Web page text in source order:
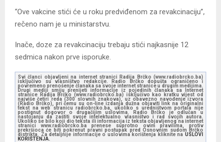
“Ove vakcine stići će u roku predviđenom za revakcinaciju”,
rečeno nam je u ministarstvu.
Inače, doze za revakcinaciju trebaju stići najkasnije 12
sedmica nakon prve isporuke.
Svi članci objavljeni na internet stranici Radija Brčko (www.radiobrcko.ba)
isključivo su vlasništvo redakcije. Radio Brčko dopušta ograničeno i
povremeno prenošenje članaka sa svoje internet stranice u drugim medijima.
Drugi mediji smiju prenijeti informacije iz pojedinih članaka sa Internet
stranice Radija Brčko (www.radiobrcko.ba) isključivo kao kratku vijest od
najviše četiri reda (300 slovnih znakova), uz obavezno navođenje izvora
(Radio Brčko), pri čemu su on-line izdanja dužna objaviti link na originalni
tekst na web stranicu radiobrcko.ba, ukoliko s uredništvom portala nije
postignut dogovor o drugačijim uslovima. Radio Brčko je odlučan u
nastojanju da zaštiti svoje intelektualno vlasništvo i rad svojih autora.
Ukoliko se bilo koji dio teksta ili informacija iz teksta objavljenog na internet
stranici www.radiobrcko.ba prenese suprotno ovim pravilima, protiv
prekršioca će biti pokrenut pravni postupak pred Osnovnim sudom Brčko
distrikta. Za detaljnije informacije o uslovima korištenja kliknite na USLOVI
KORIŠTENJA.